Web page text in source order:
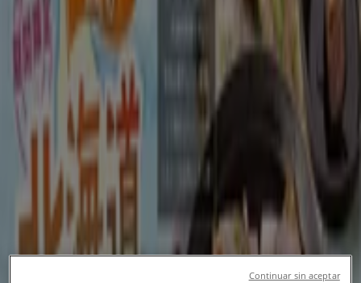
新潟市のステーキガスト：クーポン、
メニューやキャンペーン
フォローするとお得な情報が手に入る
新潟市のTiendeo
レストランの新潟市チラシ »
新潟市のステーキガスト
新潟市 の ステーキガスト のオファー
Continuar sin aceptar